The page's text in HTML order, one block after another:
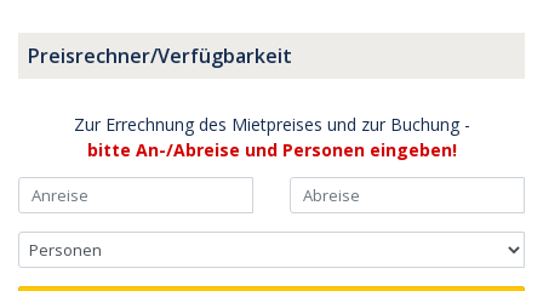
Preisrechner/Verfügbarkeit
Zur Errechnung des Mietpreises und zur Buchung -
bitte An-/Abreise und Personen eingeben!